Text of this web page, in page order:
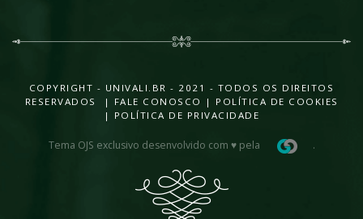
COPYRIGHT - UNIVALI.BR - 2021 - TODOS OS DIREITOS
RESERVADOS |
FALE CONOSCO | POLÍTICA DE COOKIES
| POLÍTICA DE PRIVACIDADE
Tema OJS exclusivo desenvolvido com ♥ pela .